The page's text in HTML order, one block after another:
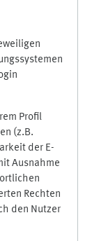
Profil
(z.B.
der E-
Ausnahme
Rechten
den Nutzer